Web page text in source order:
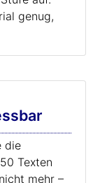
genug,
die
Texten
mehr –